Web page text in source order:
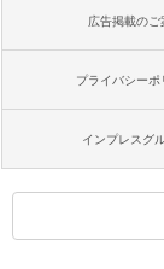
広告掲載のご
プライバシーポ
インプレスグ